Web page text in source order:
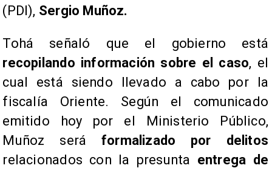
(PDI), Sergio Muñoz.
​Tohá señaló que el gobierno está
recopilando información sobre el caso, el
cual está siendo llevado a cabo por la
fiscalía Oriente. Según el comunicado
emitido hoy por el Ministerio Público,
Muñoz será formalizado por delitos
relacionados con la presunta entrega de